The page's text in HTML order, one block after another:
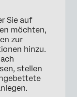
Sie auf
möchten,
zur
hinzu.
stellen